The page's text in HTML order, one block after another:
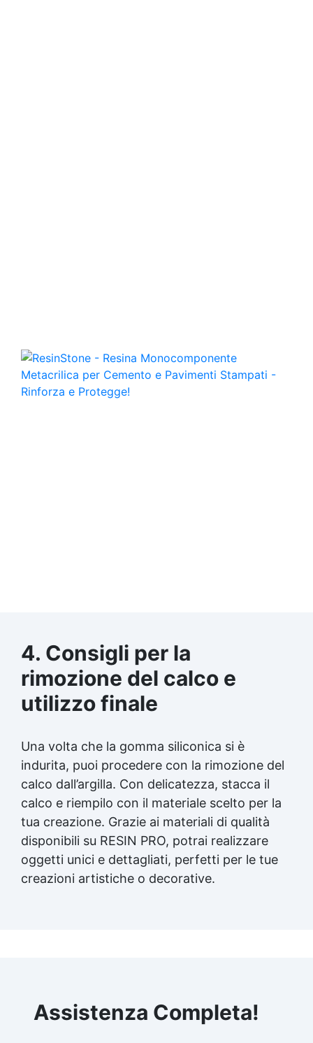
4. Consigli per la
rimozione del calco e
utilizzo finale
Una volta che la gomma siliconica si è
indurita, puoi procedere con la rimozione del
calco dall’argilla. Con delicatezza, stacca il
calco e riempilo con il materiale scelto per la
tua creazione. Grazie ai materiali di qualità
disponibili su RESIN PRO, potrai realizzare
oggetti unici e dettagliati, perfetti per le tue
creazioni artistiche o decorative.
Assistenza Completa!